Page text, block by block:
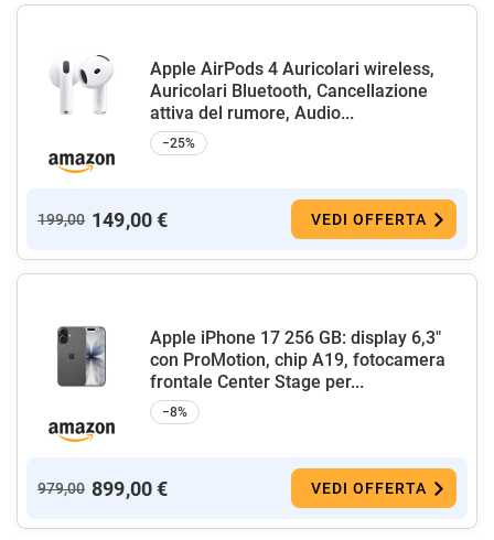
Apple AirPods 4 Auricolari wireless,
Auricolari Bluetooth, Cancellazione
attiva del rumore, Audio...
−25%
199,00 149,00 € VEDI OFFERTA
Apple iPhone 17 256 GB: display 6,3"
con ProMotion, chip A19, fotocamera
frontale Center Stage per...
−8%
979,00 899,00 € VEDI OFFERTA